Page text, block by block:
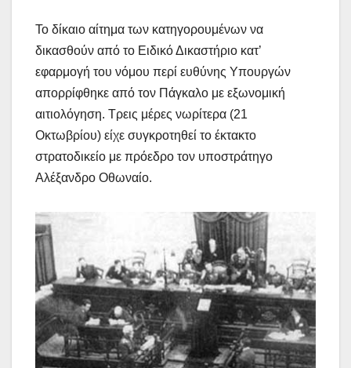
Το δίκαιο αίτημα των κατηγορουμένων να
δικασθούν από το Ειδικό Δικαστήριο κατ’
εφαρμογή του νόμου περί ευθύνης Υπουργών
απορρίφθηκε από τον Πάγκαλο με εξωνομική
αιτιολόγηση. Τρεις μέρες νωρίτερα (21
Οκτωβρίου) είχε συγκροτηθεί το έκτακτο
στρατοδικείο με πρόεδρο τον υποστράτηγο
Αλέξανδρο Οθωναίο.